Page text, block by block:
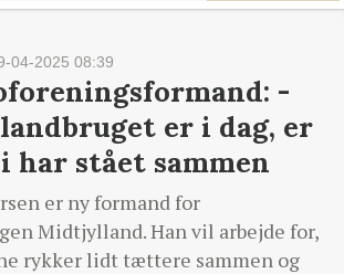
04-2025 08:39
-
er i dag, er
har stået sammen
er ny formand for
Midtjylland. Han vil arbejde for,
rykker lidt tættere sammen og